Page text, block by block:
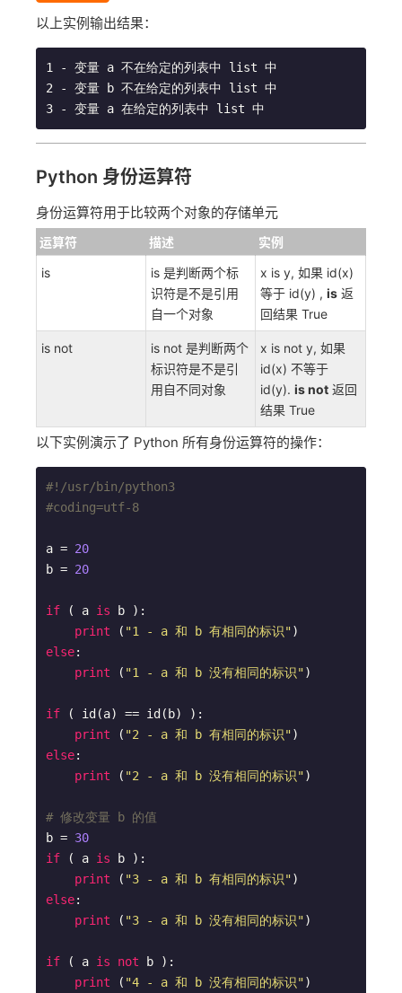
以上实例输出结果：
1 - 变量 a 不在给定的列表中 list 中
2 - 变量 b 不在给定的列表中 list 中
Python 身份运算符
身份运算符用于比较两个对象的存储单元
运算符 描述
实例
is
is 是判断两个标
识符是不是引用
自一个对象
x is y, 如果 id(x)
等于 id(y) , is 返
回结果 True
is not
is not 是判断两个
标识符是不是引
用自不同对象
x is not y, 如果
id(x) 不等于
id(y). is not 返回
结果 True
以下实例演示了 Python 所有身份运算符的操作：
#!/usr/bin/python3
#coding=utf-8
a = 20
b = 20
if ( a is b ):
print ( "1 - a 和 b 有相同的标识"
else:
print ( "1 - a 和 b 没有相同的标识")
if ( id(a) == id(b) ):
print ( "2 - a 和 b 有相同的标识"
else:
print ( "2 - a 和 b 没有相同的标识")
# 修改变量 b 的值
b = 30
if ( a is b ):
print ( "3 - a 和 b 有相同的标识"
else:
print ( "3 - a 和 b 没有相同的标识")
if ( a is not b ):
print ( "4 - a 和 b 没有相同的标识"